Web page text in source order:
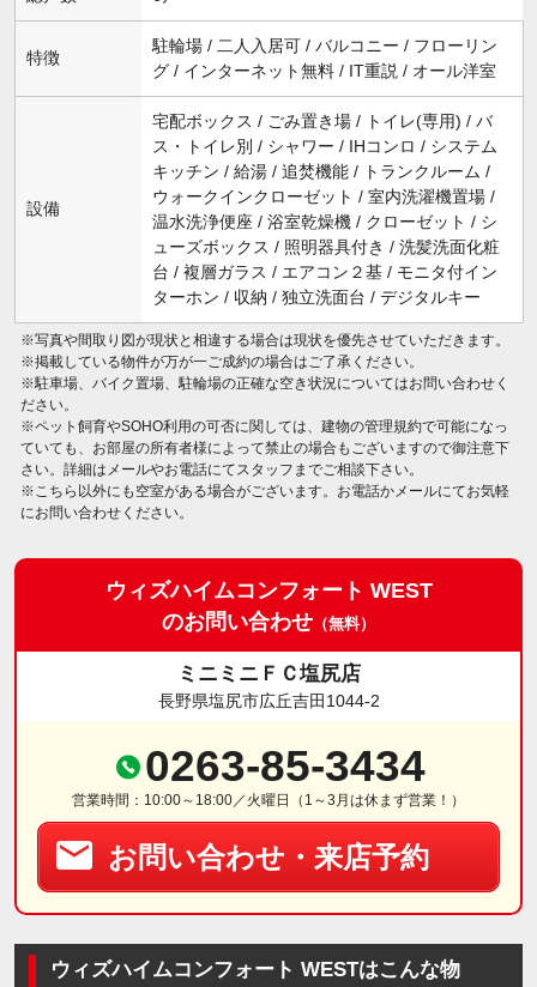
特徴
駐輪場 / 二人入居可 / バルコニー / フローリン
グ / インターネット無料 / IT重説 / オール洋室
設備
宅配ボックス / ごみ置き場 / トイレ(専用) / バ
ス・トイレ別 / シャワー / IHコンロ / システム
キッチン / 給湯 / 追焚機能 / トランクルーム /
ウォークインクローゼット / 室内洗濯機置場 /
温水洗浄便座 / 浴室乾燥機 / クローゼット / シ
ューズボックス / 照明器具付き / 洗髪洗面化粧
台 / 複層ガラス / エアコン２基 / モニタ付イン
ターホン / 収納 / 独立洗面台 / デジタルキー
※写真や間取り図が現状と相違する場合は現状を優先させていただきます。
※掲載している物件が万が一ご成約の場合はご了承ください。
※駐車場、バイク置場、駐輪場の正確な空き状況についてはお問い合わせく
ださい。
※ペット飼育やSOHO利用の可否に関しては、建物の管理規約で可能になっ
ていても、お部屋の所有者様によって禁止の場合もございますので御注意下
さい。詳細はメールやお電話にてスタッフまでご相談下さい。
※こちら以外にも空室がある場合がございます。お電話かメールにてお気軽
にお問い合わせください。
ウィズハイムコンフォート WEST
のお問い合わせ （無料）
ミニミニＦＣ塩尻店
長野県塩尻市広丘吉田1044-2
0263-85-3434
営業時間：10:00～18:00／火曜日（1～3月は休まず営業！）
お問い合わせ・来店予約
ウィズハイムコンフォート WESTはこんな物